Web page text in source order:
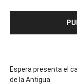
Espera presenta el
de la Antigua